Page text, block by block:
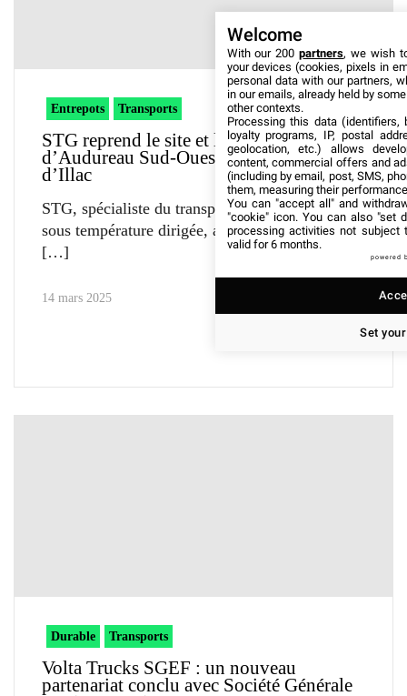
Entrepots Transports
STG reprend le site et les activités
d’Audureau Sud-Ouest à Saint-Jean-
d’Illac
STG, spécialiste du transport et de la logistique
sous température dirigée, annonce la reprise du
14 mars 2025
Durable Transports
Volta Trucks SGEF : un nouveau
partenariat conclu avec Société Générale
Welcome
With our 200partners, we wish
your devices (cookies, pixels in
personal data with our partners,
in our emails, already held by
other contexts.
Processing this data (identifiers,
loyalty programs, IP, postal
geolocation, etc.) allows
content, commercial offers and
(including by email, post, SMS,
them, measuring their
You can "accept all" and
"cookie" icon. You can also "set
processing activities not subject
valid for 6 months.
powered
Set